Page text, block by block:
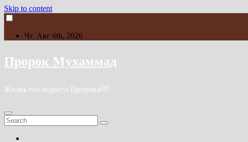
Skip to content
Чт. Авг 6th, 2026
Пророк Мухаммад
Жизнь последнего Пророкаﷺ